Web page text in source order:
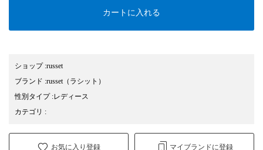
カートに入れる
ショップ:russet
ブランド :russet （ラシット）
性別タイプ:レディース
カテゴリ :
お気に入り登録 マイブランドに登録